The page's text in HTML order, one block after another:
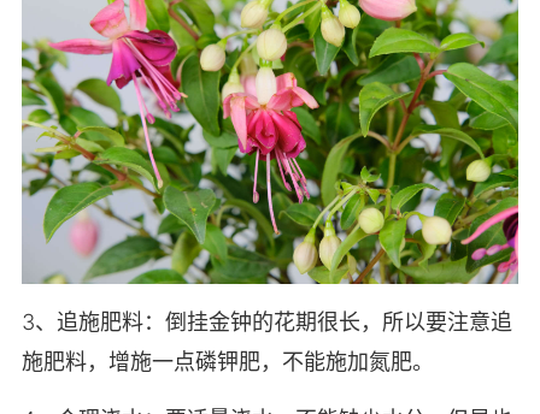
3、追施肥料：倒挂金钟的花期很长，所以要注意追
施肥料，增施一点磷钾肥，不能施加氮肥。